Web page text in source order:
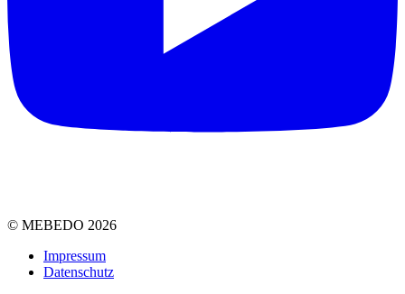
© MEBEDO 2026
Impressum
Datenschutz